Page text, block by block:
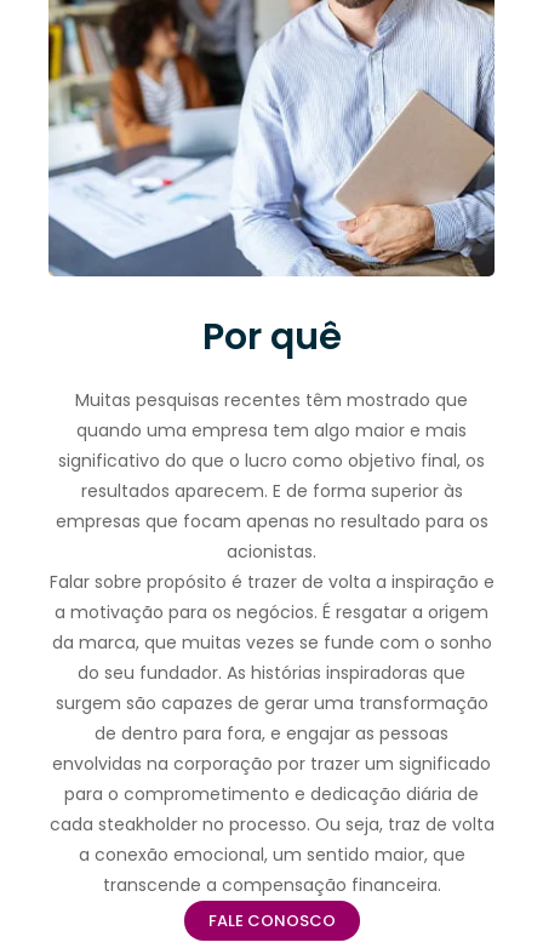
Por quê
Muitas pesquisas recentes têm mostrado que
quando uma empresa tem algo maior e mais
significativo do que o lucro como objetivo final, os
resultados aparecem. E de forma superior às
empresas que focam apenas no resultado para os
acionistas.
Falar sobre propósito é trazer de volta a inspiração e
a motivação para os negócios. É resgatar a origem
da marca, que muitas vezes se funde com o sonho
do seu fundador. As histórias inspiradoras que
surgem são capazes de gerar uma transformação
de dentro para fora, e engajar as pessoas
envolvidas na corporação por trazer um significado
para o comprometimento e dedicação diária de
cada steakholder no processo. Ou seja, traz de volta
a conexão emocional, um sentido maior, que
transcende a compensação financeira.
FALE CONOSCO